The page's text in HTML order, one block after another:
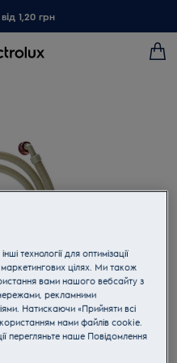
1,20 грн
збільшити
технології для оптимізації
цілях. Ми також
вами нашого вебсайту з
рекламними
Натискаючи «Прийняти всі
нами файлів cookie.
перегляньте наше Пoвідомлення